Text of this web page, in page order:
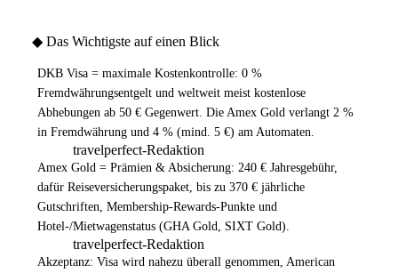
◆ Das Wichtigste auf einen Blick
DKB Visa = maximale Kostenkontrolle: 0 %
Fremdwährungsentgelt und weltweit meist kostenlose
Abhebungen ab 50 € Gegenwert. Die Amex Gold verlangt 2 %
in Fremdwährung und 4 % (mind. 5 €) am Automaten.
travelperfect-Redaktion
Amex Gold = Prämien & Absicherung: 240 € Jahresgebühr,
dafür Reiseversicherungspaket, bis zu 370 € jährliche
Gutschriften, Membership-Rewards-Punkte und
Hotel-/Mietwagenstatus (GHA Gold, SIXT Gold).
travelperfect-Redaktion
Akzeptanz: Visa wird nahezu überall genommen, American